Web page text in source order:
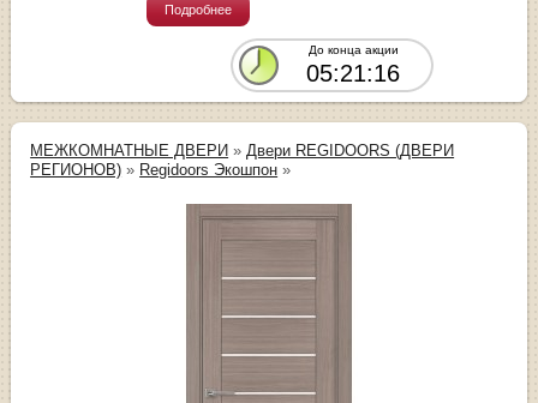
Подробнее
До конца акции
05:21:16
МЕЖКОМНАТНЫЕ ДВЕРИ » Двери REGIDOORS (ДВЕРИ
РЕГИОНОВ) » Regidoors Экошпон »